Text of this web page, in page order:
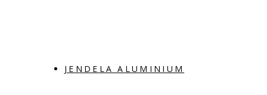
JENDELA ALUMINIUM